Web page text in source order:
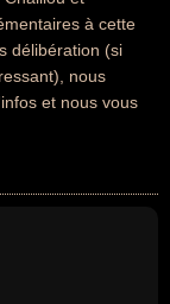
à cette
délibération (si
nous
et nous vous